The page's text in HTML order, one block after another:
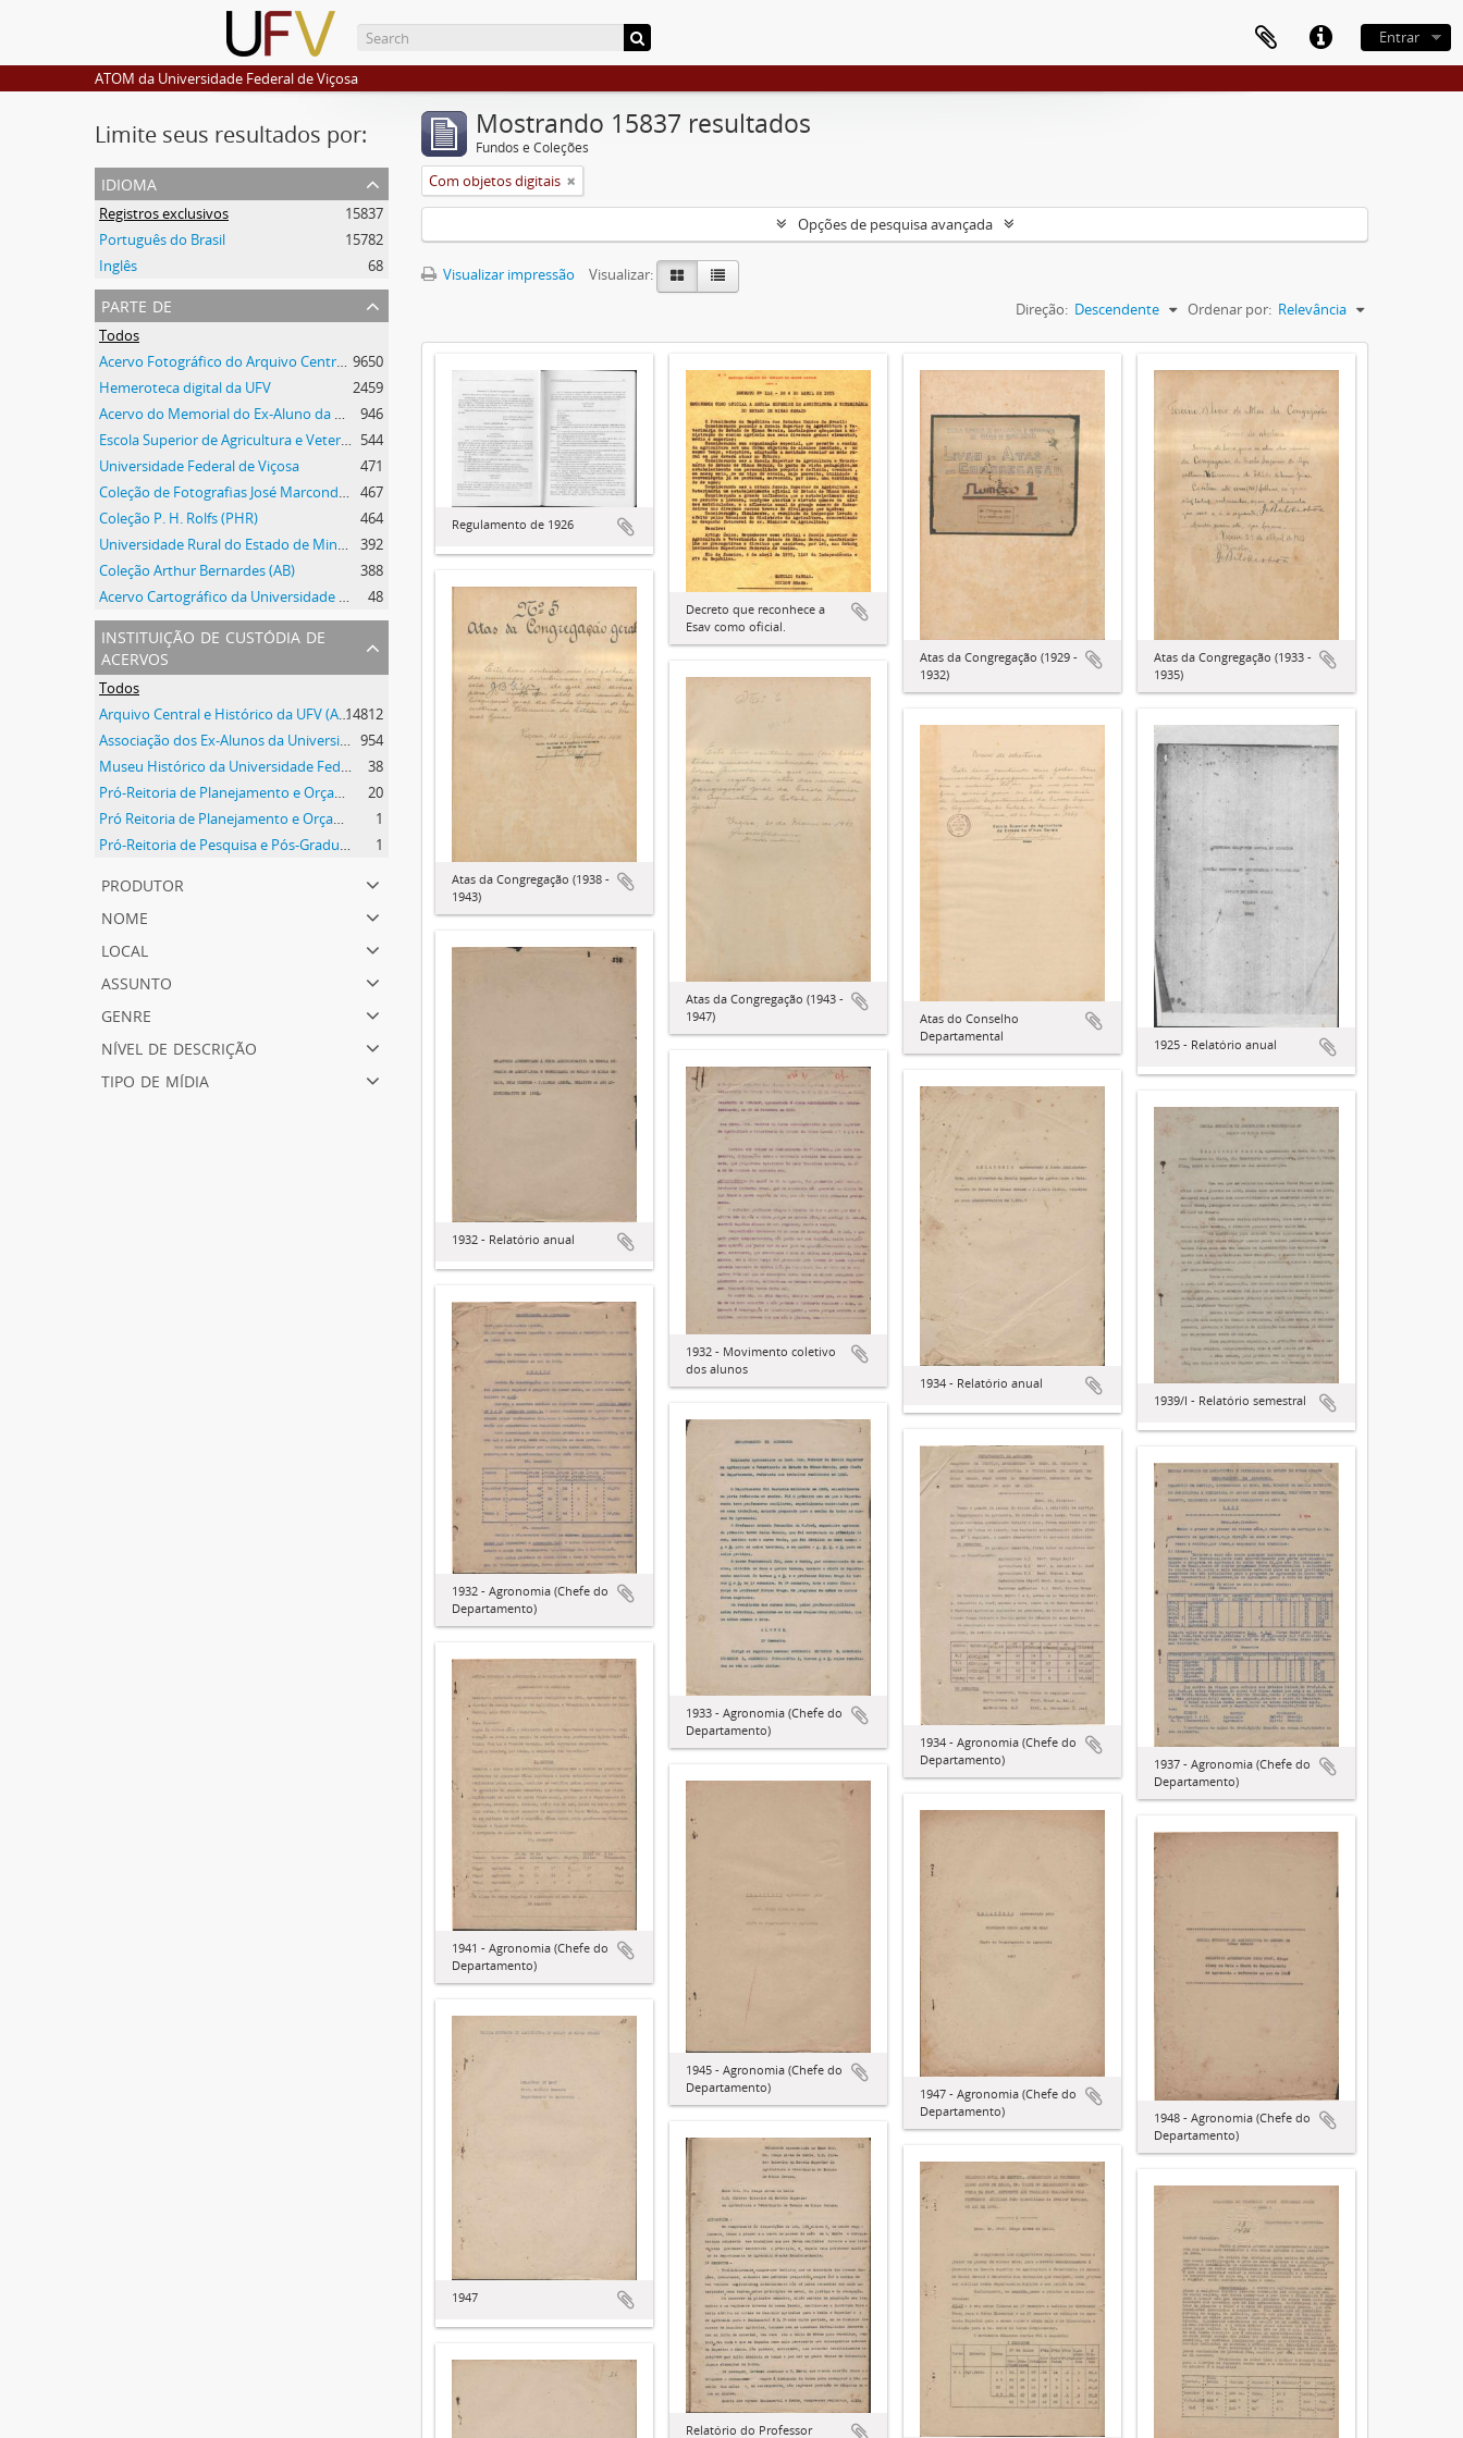
Entrar
ATOM da Universidade Federal de Viçosa
Limite seus resultados por:
idioma
Registros exclusivos
15837
Português do Brasil
15782
Inglês
68
parte de
Todos
Acervo Fotográfico do Arquivo Central Histórico da UFV 9650
Hemeroteca digital da UFV
2459
Acervo do Memorial do Ex-Aluno da UFV
946
Escola Superior de Agricultura e Veterinária (ESAV) 544
Universidade Federal de Viçosa
471
Coleção de Fotografias José Marcondes Borges
467
Coleção P. H. Rolfs (PHR)
464
Universidade Rural do Estado de Minas Gerais
392
Coleção Arthur Bernardes (AB)
388
Acervo Cartográfico da Universidade Federal de Viçosa
48
instituição de custódia de
acervos
Todos
Arquivo Central e Histórico da UFV (ACH-UFV)14812
Associação dos Ex-Alunos da Universidade Federal de Viçosa (AEA) 954
Museu Histórico da Universidade Federal de Viçosa
38
Pró-Reitoria de Planejamento e Orçamento
20
Pró Reitoria de Planejamento e Orçamento
1
Pró-Reitoria de Pesquisa e Pós-Graduação
1
produtor
nome
local
assunto
genre
nível de descrição
tipo de mídia
Mostrando 15837 resultados
Fundos e Coleções
Com objetos digitais
Opções de pesquisa avançada
Visualizar impressão
Visualizar:
Ordenar por: Relevância
Direção: Descendente
Regulamento de 1926
Decreto que reconhece a
Esav como oficial.
Atas da Congregação (1929 -
1932)
Atas da Congregação (1933 -
1935)
Atas da Congregação (1938 -
1943)
Atas da Congregação (1943 -
1947)
Atas do Conselho
Departamental
1925 - Relatório anual
1932 - Relatório anual
1932 - Movimento coletivo
dos alunos
1934 - Relatório anual
1939/I - Relatório semestral
1932 - Agronomia (Chefe do
Departamento)
1933 - Agronomia (Chefe do
Departamento)
1934 - Agronomia (Chefe do
Departamento)
1937 - Agronomia (Chefe do
Departamento)
1941 - Agronomia (Chefe do
Departamento)
1945 - Agronomia (Chefe do
Departamento)
1947 - Agronomia (Chefe do
Departamento)
1948 - Agronomia (Chefe do
Departamento)
1947
Relatório do Professor